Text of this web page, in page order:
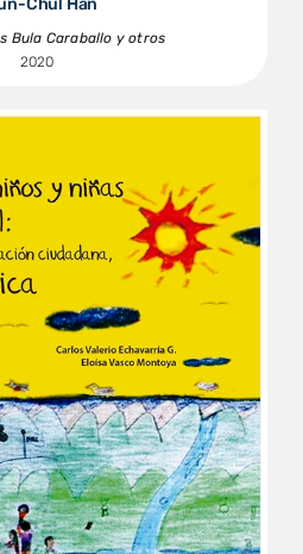
Chul Han
Bula Caraballo y otros
2020